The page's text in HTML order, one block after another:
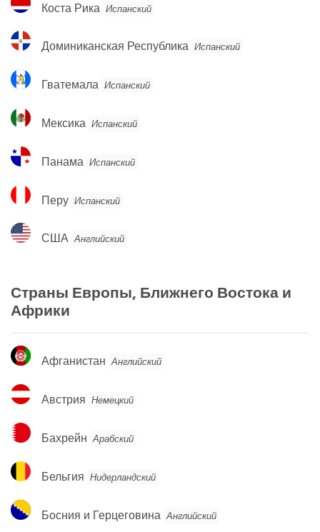
Рика
Коста Рика Испанский
Доминиканская
Республика
Доминиканская Республика Испанский
Гватемала
Гватемала Испанский
Мексика
Мексика Испанский
Панама
Панама Испанский
Перу
Перу Испанский
США
США Английский
Страны Европы, Ближнего Востока и
Африки
Афганистан
Афганистан Английский
Австрия
Австрия Немецкий
Бахрейн
Бахрейн Арабский
Бельгия
Бельгия Нидерландский
Босния
и
Босния и Герцеговина Английский